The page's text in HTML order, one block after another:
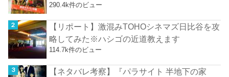
290.4k件のビュー
【リポート】激混みTOHOシネマズ日比谷を攻
略してみた※ハシゴの近道教えます
114.7k件のビュー
【ネタバレ考察】『パラサイト 半地下の家